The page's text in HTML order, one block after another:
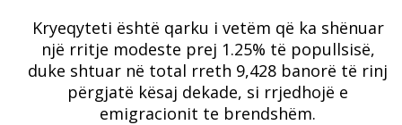
Kryeqyteti është qarku i vetëm që ka shënuar
një rritje modeste prej 1.25% të popullsisë,
duke shtuar në total rreth 9,428 banorë të rinj
përgjatë kësaj dekade, si rrjedhojë e
emigracionit te brendshëm.